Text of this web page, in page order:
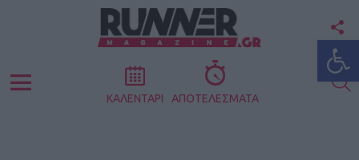
Menu ΚΑΛΕΝΤΑΡΙ ΑΠΟΤΕΛΕΣΜΑΤΑ